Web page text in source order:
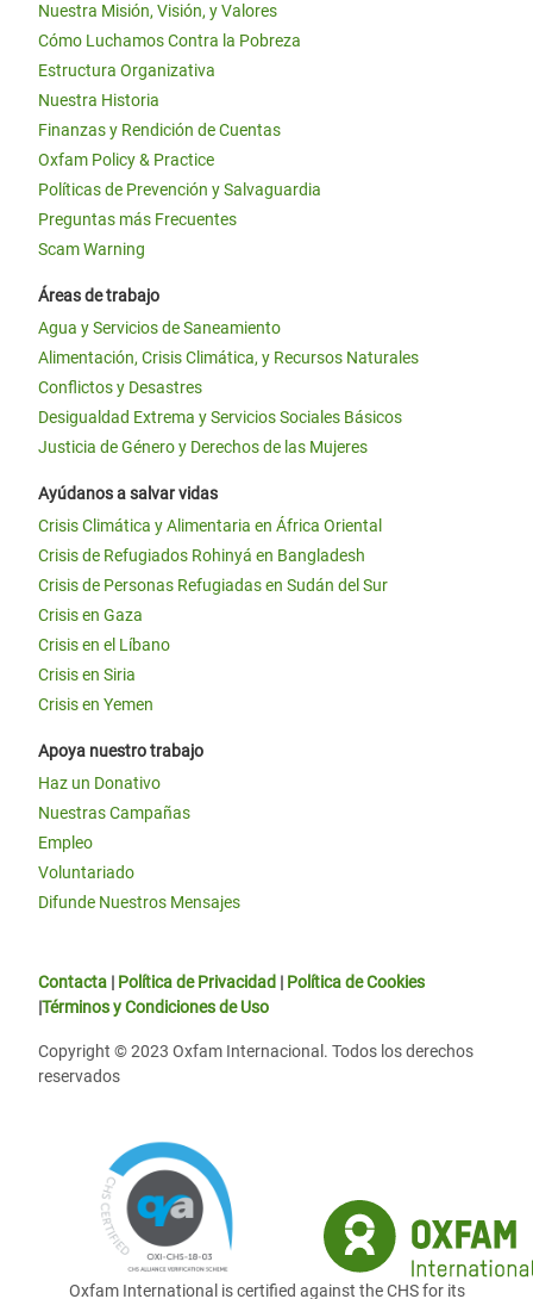
Nuestra Misión, Visión, y Valores
Cómo Luchamos Contra la Pobreza
Estructura Organizativa
Nuestra Historia
Finanzas y Rendición de Cuentas
Oxfam Policy & Practice
Políticas de Prevención y Salvaguardia
Preguntas más Frecuentes
Scam Warning
Áreas de trabajo
Agua y Servicios de Saneamiento
Alimentación, Crisis Climática, y Recursos Naturales
Conflictos y Desastres
Desigualdad Extrema y Servicios Sociales Básicos
Justicia de Género y Derechos de las Mujeres
Ayúdanos a salvar vidas
Crisis Climática y Alimentaria en África Oriental
Crisis de Refugiados Rohinyá en Bangladesh
Crisis de Personas Refugiadas en Sudán del Sur
Crisis en Gaza
Crisis en el Líbano
Crisis en Siria
Crisis en Yemen
Apoya nuestro trabajo
Haz un Donativo
Nuestras Campañas
Empleo
Voluntariado
Difunde Nuestros Mensajes
Contacta | Política de Privacidad | Política de Cookies
|Términos y Condiciones de Uso
Copyright © 2023 Oxfam Internacional. Todos los derechos
reservados
Oxfam International is certified against the CHS for its